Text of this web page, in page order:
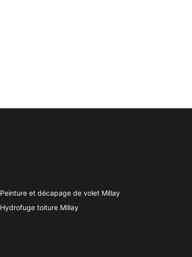
Peinture et décapage de volet Millay
Hydrofuge toiture Millay